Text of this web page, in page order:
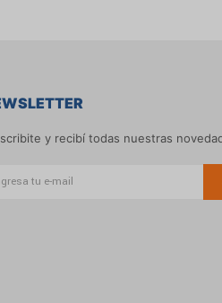
y recibí todas nuestras